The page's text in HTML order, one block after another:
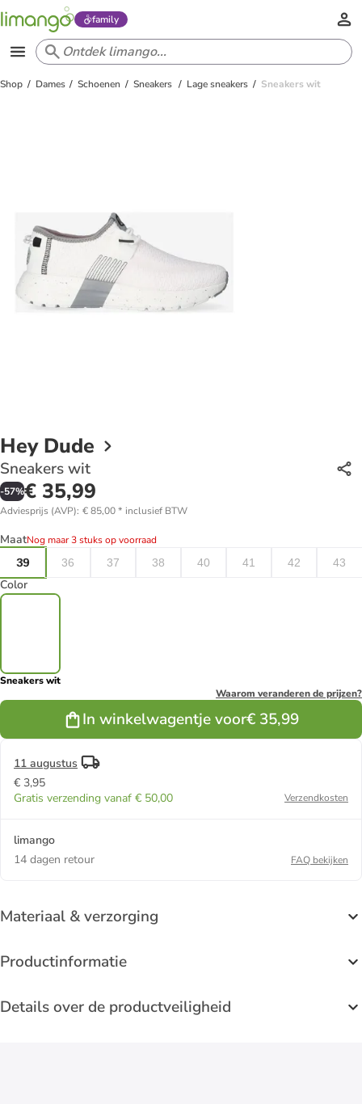
family
Shop Dames Schoenen Sneakers Lage sneakers Sneakers wit
Hey Dude
Sneakers wit
-57%€ 35,99
Adviesprijs (AVP): € 85,00* inclusief BTW
MaatNog maar 3 stuks op voorraad
39
36 37 38 40 41 42 43
Color
Sneakers wit
Waarom veranderen de prijzen?
In winkelwagentje voor€ 35,99
11 augustus
€ 3,95
Gratis verzending vanaf € 50,00
Verzendkosten
limango
14 dagen retour
FAQ bekijken
Materiaal & verzorging
Productinformatie
Details over de productveiligheid